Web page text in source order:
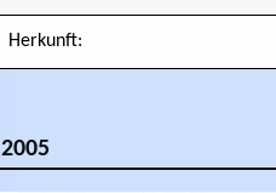
Herkunft:
2005